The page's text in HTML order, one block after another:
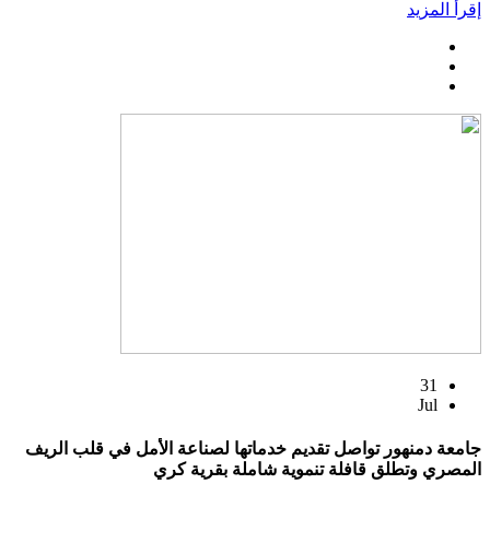
إقرأ المزيد
31
Jul
جامعة دمنهور تواصل تقديم خدماتها لصناعة الأمل في قلب الريف
المصري وتطلق قافلة تنموية شاملة بقرية كري